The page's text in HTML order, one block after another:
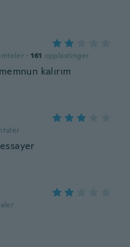
· 161 opplastinger
kalırım